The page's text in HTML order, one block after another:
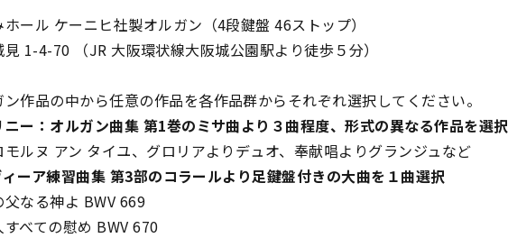
ール ケーニヒ社製オルガン（4段鍵盤 46ストップ）
4-70 （JR 大阪環状線大阪城公園駅より徒歩５分）
作品の中から任意の作品を各作品群からそれぞれ選択してください。
ー：オルガン曲集 第1巻のミサ曲より３曲程度、形式の異なる作品を選択
ルヌ アン タイユ、グロリアよりデュオ、奉献唱よりグランジュなど
ーア練習曲集 第3部のコラールより足鍵盤付きの大曲を１曲選択
なる神よ BWV 669
べての慰め BWV 670